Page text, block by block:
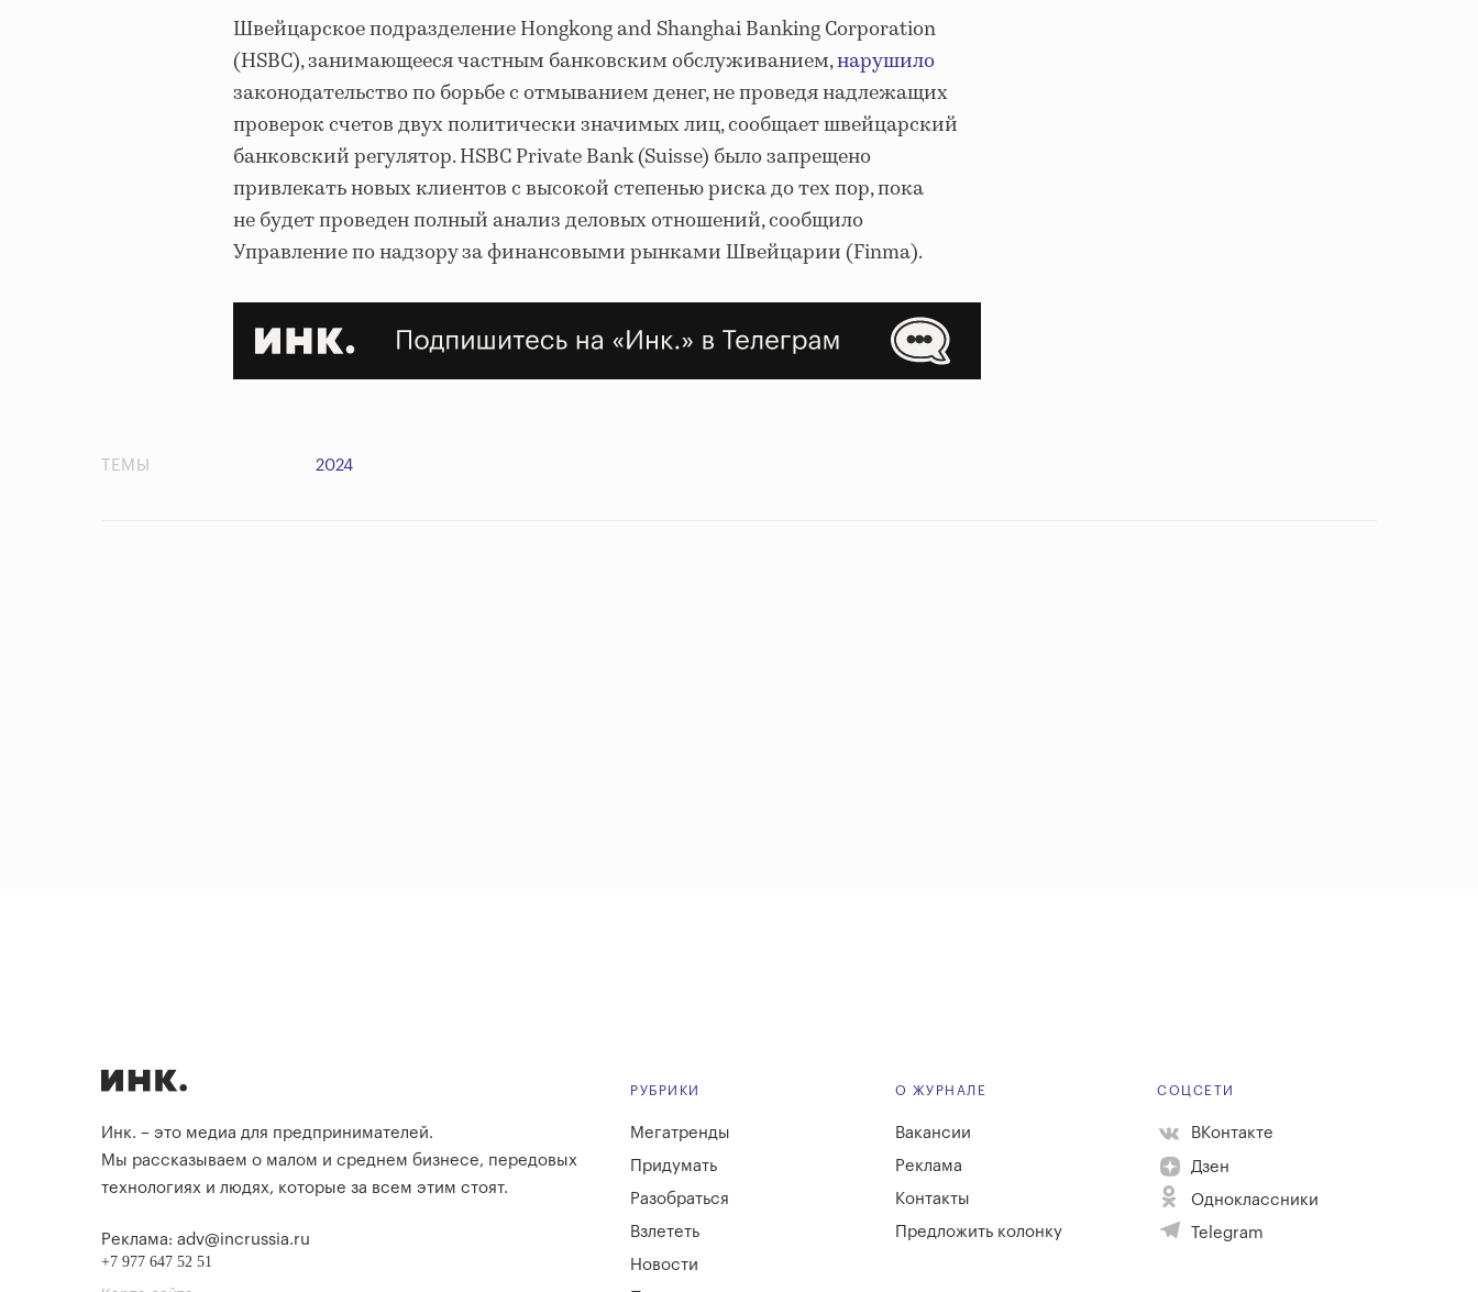
Швейцарское подразделение Hongkong and Shanghai Banking Corporation
(HSBC), занимающееся частным банковским обслуживанием,нарушило
законодательство по борьбе с отмыванием денег, не проведя надлежащих
проверок счетов двух политически значимых лиц, сообщает швейцарский
банковский регулятор. HSBC Private Bank (Suisse) было запрещено
привлекать новых клиентов с высокой степенью риска до тех пор, пока
не будет проведен полный анализ деловых отношений, сообщило
Управление по надзору за финансовыми рынками Швейцарии (Finma).
ТЕМЫ 2024
Инк. – это медиа для предпринимателей.
Мы рассказываем о малом и среднем бизнесе, передовых
технологиях и людях, которые за всем этим стоят.
Реклама: adv@incrussia.ru
+7 977 647 52 51
РУБРИКИ
Мегатренды
Придумать
Разобраться
Взлететь
Новости
О ЖУРНАЛЕ
Вакансии
Реклама
Контакты
Предложить колонку
СОЦСЕТИ
ВКонтакте
Дзен
Одноклассники
Telegram